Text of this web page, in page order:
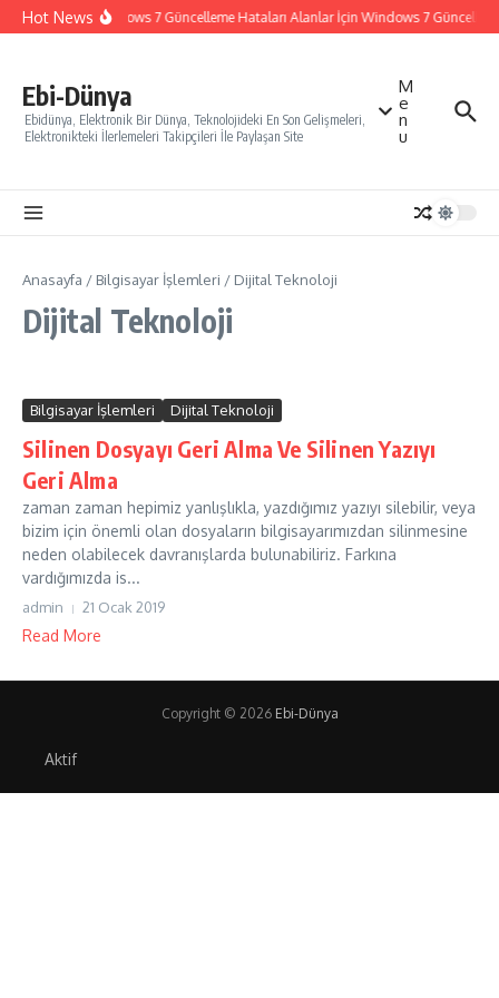
İçeriğe atla
Hot NewsWindows 7 Güncelleme Hataları Alanlar İçin Windows 7
Ebi-Dünya
Ebidünya, Elektronik Bir Dünya, Teknolojideki En Son Gelişmeleri,
Elektronikteki İlerlemeleri Takipçileri İle Paylaşan Site
M
e
n
u
Anasayfa / Bilgisayar İşlemleri / Dijital Teknoloji
Dijital Teknoloji
Bilgisayar İşlemleri Dijital Teknoloji
Silinen Dosyayı Geri Alma Ve Silinen Yazıyı
Geri Alma
zaman zaman hepimiz yanlışlıkla, yazdığımız yazıyı silebilir, veya
bizim için önemli olan dosyaların bilgisayarımızdan silinmesine
neden olabilecek davranışlarda bulunabiliriz. Farkına
vardığımızda is...
admin 21 Ocak 2019
Read More
Copyright © 2026 Ebi-Dünya
Aktif